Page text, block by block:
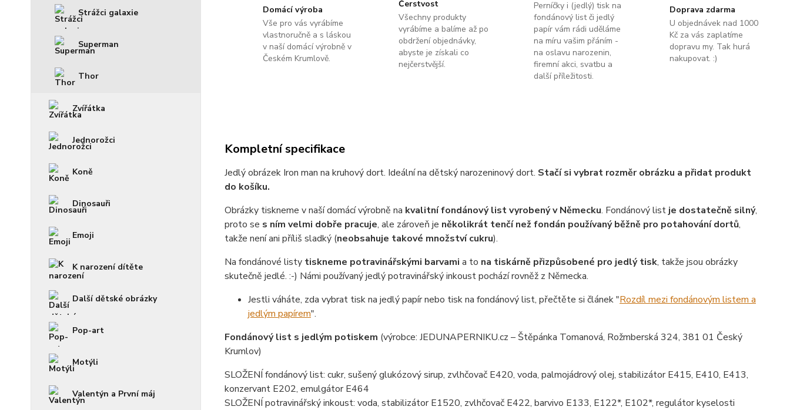
Strážci galaxie
Superman
Thor
Zvířátka
Jednorožci
Koně
Dinosauři
Emoji
K narození dítěte
Další dětské obrázky
Pop-art
Motýli
Valentýn a První máj
Domácí výroba
Vše pro vás vyrábíme
vlastnoručně a s láskou
v naší domácí výrobně v
Českém Krumlově.
Čerstvost
Všechny produkty
vyrábíme a balíme až po
obdržení objednávky,
abyste je získali co
nejčerstvější.
Perníčky i (jedlý) tisk na
fondánový list či jedlý
papír vám rádi uděláme
na míru vašim přáním -
na oslavu narozenin,
firemní akci, svatbu a
další příležitosti.
Doprava zdarma
U objednávek nad 1000
Kč za vás zaplatíme
dopravu my. Tak hurá
nakupovat. :)
Kompletní specifikace
Jedlý obrázek Iron man na kruhový dort. Ideální na dětský narozeninový dort. Stačí si vybrat rozměr obrázku a přidat produkt
do košíku.
Obrázky tiskneme v naší domácí výrobně na kvalitní fondánový list vyrobený v Německu. Fondánový list je dostatečně silný,
proto se s ním velmi dobře pracuje, ale zároveň je několikrát tenčí než fondán používaný běžně pro potahování dortů,
takže není ani příliš sladký (neobsahuje takové množství cukru).
Na fondánové listy tiskneme potravinářskými barvami a to na tiskárně přizpůsobené pro jedlý tisk, takže jsou obrázky
skutečně jedlé. :-) Námi používaný jedlý potravinářský inkoust pochází rovněž z Německa.
Jestli váháte, zda vybrat tisk na jedlý papír nebo tisk na fondánový list, přečtěte si článek "Rozdíl mezi fondánovým listem a
jedlým papírem".
Fondánový list s jedlým potiskem (výrobce: JEDUNAPERNIKU.cz – Štěpánka Tomanová, Rožmberská 324, 381 01 Český
Krumlov)
SLOŽENÍ fondánový list: cukr, sušený glukózový sirup, zvlhčovač E420, voda, palmojádrový olej, stabilizátor E415, E410, E413,
konzervant E202, emulgátor E464
SLOŽENÍ potravinářský inkoust: voda, stabilizátor E1520, zvlhčovač E422, barvivo E133, E122*, E102*, regulátor kyselosti